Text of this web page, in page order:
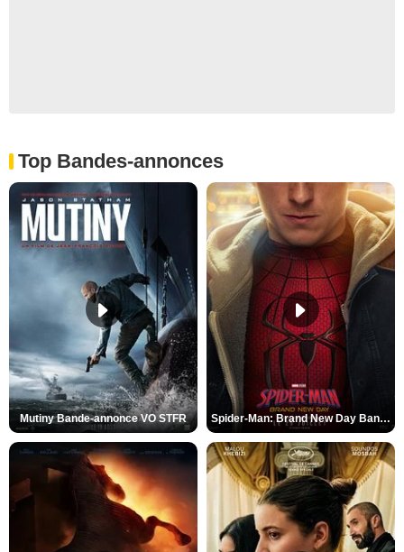
Top Bandes-annonces
Mutiny Bande-annonce VO STFR Spider-Man: Brand New Day Bande-annonce VO STFR